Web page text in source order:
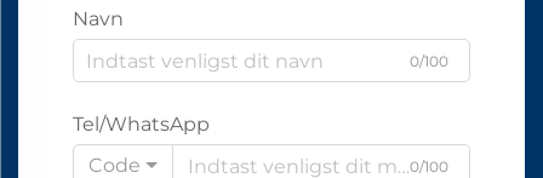
Navn
0/100
Tel/WhatsApp
Code
0/100